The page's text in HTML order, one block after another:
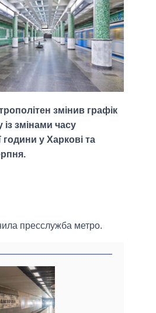
змінив графік
із змінами часу
у Харкові та
пресслужба метро.